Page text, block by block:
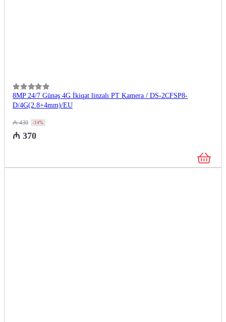
0из 5
8MP 24/7 Günəş 4G İkiqat linzalı PT Kamera / DS-2CFSP8-
D/4G(2.8+4mm)/EU
₼430 -14%
₼ 370